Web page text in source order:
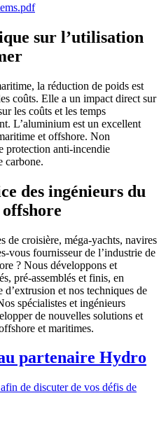
sur l’utilisation
la réduction de poids est
coûts. Elle a un impact direct sur
les coûts et les temps
L’aluminium est un excellent
et offshore. Non
protection anti-incendie
carbone.
des ingénieurs du
de croisière, méga-yachts, navires
vous fournisseur de l’industrie de
? Nous développons et
pré-assemblés et finis, en
et nos techniques de
spécialistes et ingénieurs
de nouvelles solutions et
et maritimes.
partenaire Hydro
de discuter de vos défis de